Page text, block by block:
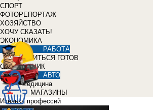
СПОРТ
ФОТОРЕПОРТАЖ
ХОЗЯЙСТВО
ХОЧУ СКАЗАТЬ!
ЭКОНОМИКА
РАБОТА
УЧИТЬСЯ ГОТОВ
СПРАВОЧНИК
АВТО
Медицина
МАГАЗИНЫ
Изнанка профессий